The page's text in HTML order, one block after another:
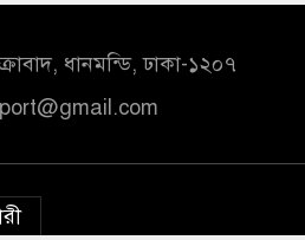
ধানমন্ডি, ঢাকা-১২০৭